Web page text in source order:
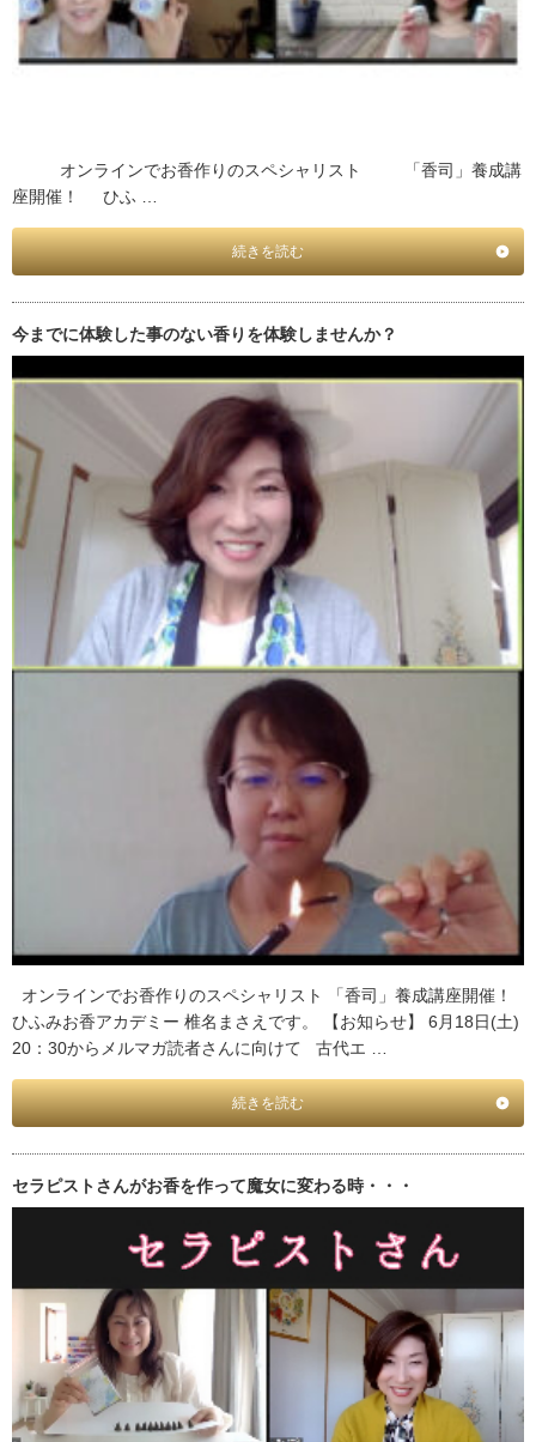
オンラインでお香作りのスペシャリスト 「香司」養成講
座開催！ ひふ …
続きを読む
今までに体験した事のない香りを体験しませんか？
オンラインでお香作りのスペシャリスト 「香司」養成講座開催！
ひふみお香アカデミー 椎名まさえです。 【お知らせ】 6月18日(土)
20：30からメルマガ読者さんに向けて 古代エ …
続きを読む
セラピストさんがお香を作って魔女に変わる時・・・